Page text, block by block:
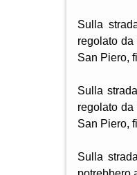
Sulla
regolato da
San Piero,
Sulla
regolato da
San Piero,
Sulla